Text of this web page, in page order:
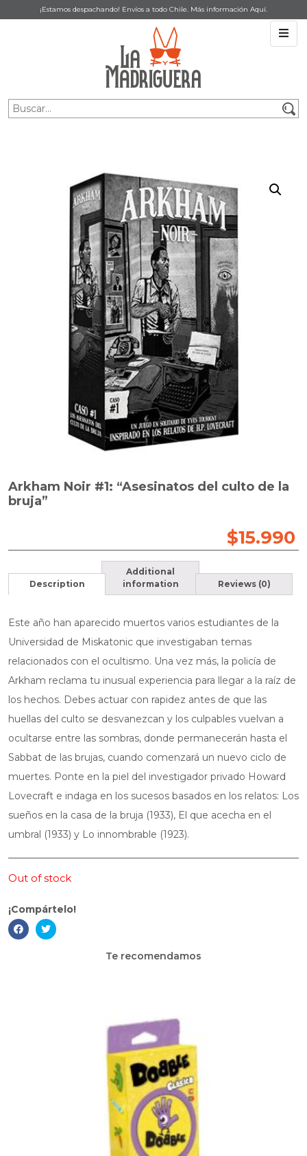
¡Estamos despachando! Envíos a todo Chile. Más información Aquí.
Arkham Noir #1: “Asesinatos del culto de la
bruja”
$15.990
Description
Additional
information
Reviews (0)
Este año han aparecido muertos varios estudiantes de la
Universidad de Miskatonic que investigaban temas
relacionados con el ocultismo. Una vez más, la policía de
Arkham reclama tu inusual experiencia para llegar a la raíz de
los hechos. Debes actuar con rapidez antes de que las
huellas del culto se desvanezcan y los culpables vuelvan a
ocultarse entre las sombras, donde permanecerán hasta el
Sabbat de las brujas, cuando comenzará un nuevo ciclo de
muertes. Ponte en la piel del investigador privado Howard
Lovecraft e indaga en los sucesos basados en los relatos: Los
sueños en la casa de la bruja (1933), El que acecha en el
umbral (1933) y Lo innombrable (1923).
Out of stock
¡Compártelo!
Te recomendamos